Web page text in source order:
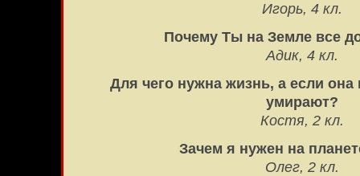
Игорь, 4 кл.
Почему Ты на Земле все
Адик, 4 кл.
Для чего нужна жизнь, а если
умирают?
Костя, 2 кл.
Зачем я нужен на
Олег, 2 кл.